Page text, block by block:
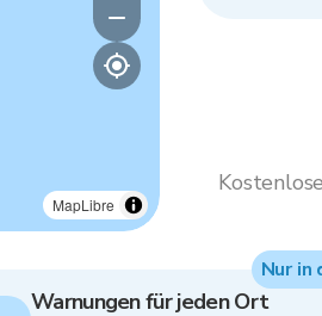
MapLibre
Warnungen für jeden Ort
Nur in